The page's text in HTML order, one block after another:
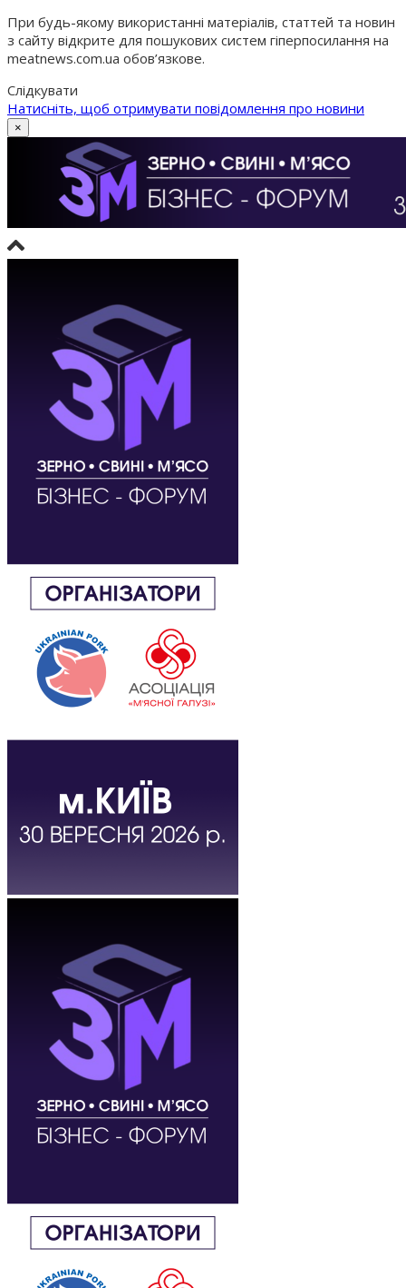
При будь-якому використанні матеріалів, статтей та новин
з сайту відкрите для пошукових систем гіперпосилання на
meatnews.com.ua обов’язкове.
Слідкувати
Натисніть, щоб отримувати повідомлення про новини
×